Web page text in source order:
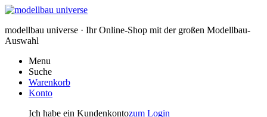
modellbau universe · Ihr Online-Shop mit der großen Modellbau-
Auswahl
Menu
Suche
Warenkorb
Konto
Ich habe ein Kundenkontozum Login